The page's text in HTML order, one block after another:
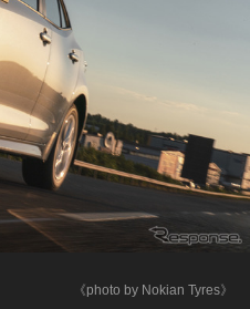
《photo by Nokian Tyres》